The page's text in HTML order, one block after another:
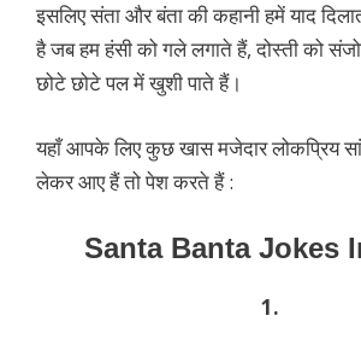
इसलिए संता और बंता की कहानी हमें याद
है जब हम हंसी को गले लगाते हैं, दोस्ती को
छोटे छोटे पल में खुशी पाते हैं।
यहाँ आपके लिए कुछ खास मजेदार लोकप्रिय
लेकर आए हैं तो पेश करते हैं :
Santa Banta Jokes
1.